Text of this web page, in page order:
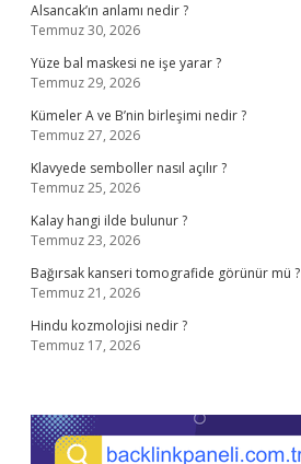
Alsancak’ın anlamı nedir ?
Temmuz 30, 2026
Yüze bal maskesi ne işe yarar ?
Temmuz 29, 2026
Kümeler A ve B’nin birleşimi nedir ?
Temmuz 27, 2026
Klavyede semboller nasıl açılır ?
Temmuz 25, 2026
Kalay hangi ilde bulunur ?
Temmuz 23, 2026
Bağırsak kanseri tomografide görünür mü ?
Temmuz 21, 2026
Hindu kozmolojisi nedir ?
Temmuz 17, 2026